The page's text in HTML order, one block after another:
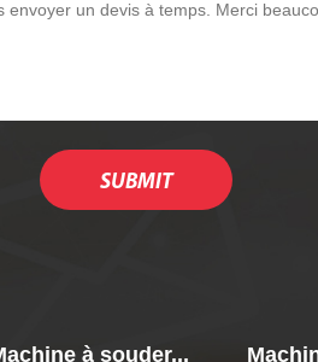
à souder...